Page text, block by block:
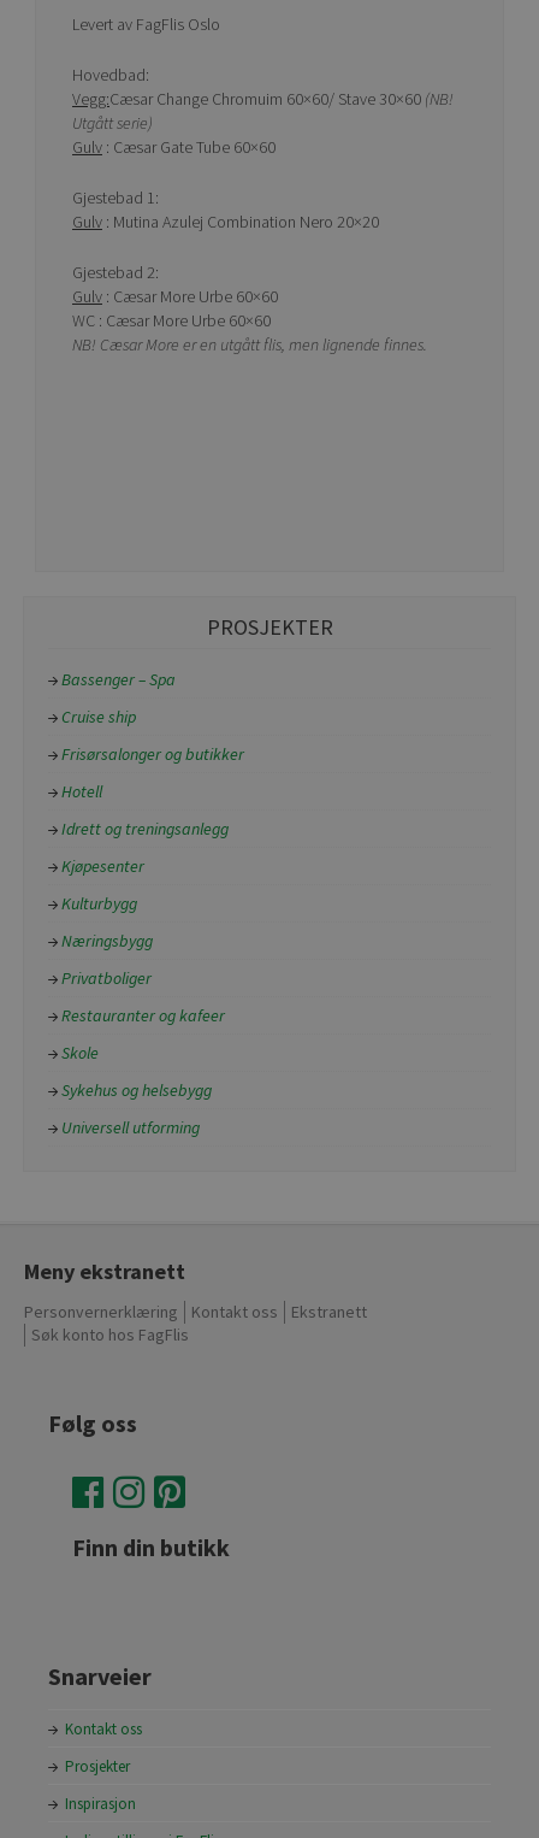
Levert av FagFlis Oslo
Hovedbad:
Vegg:Cæsar Change Chromuim 60×60/ Stave 30×60 (NB!
Utgått serie)
Gulv : Cæsar Gate Tube 60×60
Gjestebad 1:
Gulv : Mutina Azulej Combination Nero 20×20
Gjestebad 2:
Gulv : Cæsar More Urbe 60×60
WC : Cæsar More Urbe 60×60
NB! Cæsar More er en utgått flis, men lignende finnes.
PROSJEKTER
Bassenger – Spa
Cruise ship
Frisørsalonger og butikker
Hotell
Idrett og treningsanlegg
Kjøpesenter
Kulturbygg
Næringsbygg
Privatboliger
Restauranter og kafeer
Skole
Sykehus og helsebygg
Universell utforming
Meny ekstranett
Personvernerklæring Kontakt oss
Ekstranett
Søk konto hos FagFlis
Følg oss
Finn din butikk
Snarveier
Kontakt oss
Prosjekter
Inspirasjon